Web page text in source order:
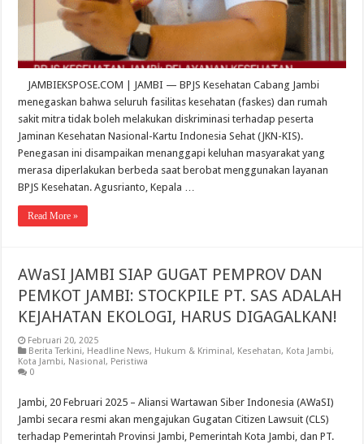
JAMBIEKSPOSE.COM | JAMBI — BPJS Kesehatan Cabang Jambi
menegaskan bahwa seluruh fasilitas kesehatan (faskes) dan rumah
sakit mitra tidak boleh melakukan diskriminasi terhadap peserta
Jaminan Kesehatan Nasional-Kartu Indonesia Sehat (JKN-KIS).
Penegasan ini disampaikan menanggapi keluhan masyarakat yang
merasa diperlakukan berbeda saat berobat menggunakan layanan
BPJS Kesehatan. Agusrianto, Kepala …
Read More »
AWaSI JAMBI SIAP GUGAT PEMPROV DAN
PEMKOT JAMBI: STOCKPILE PT. SAS ADALAH
KEJAHATAN EKOLOGI, HARUS DIGAGALKAN!
Februari 20, 2025
Berita Terkini, Headline News, Hukum & Kriminal, Kesehatan, Kota Jambi,
Kota Jambi, Nasional, Peristiwa
0
Jambi, 20 Februari 2025 – Aliansi Wartawan Siber Indonesia (AWaSI)
Jambi secara resmi akan mengajukan Gugatan Citizen Lawsuit (CLS)
terhadap Pemerintah Provinsi Jambi, Pemerintah Kota Jambi, dan PT.